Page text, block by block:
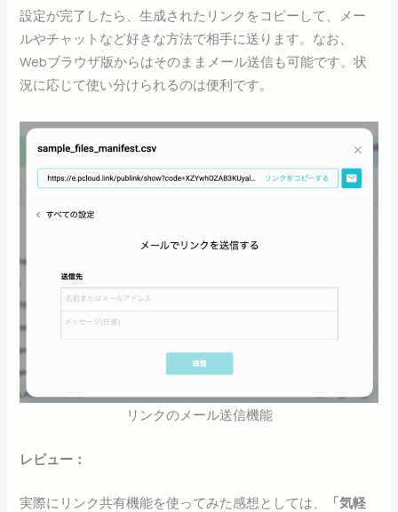
設定が完了したら、生成されたリンクをコピーして、メー
ルやチャットなど好きな方法で相手に送ります。なお、
Webブラウザ版からはそのままメール送信も可能です。状
況に応じて使い分けられるのは便利です。
リンクのメール送信機能
レビュー：
実際にリンク共有機能を使ってみた感想としては、 「気軽